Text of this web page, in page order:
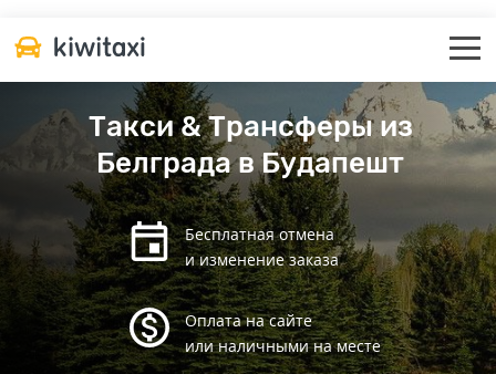
Такси & Трансферы из
Белграда в Будапешт
Бесплатная отмена
и изменение заказа
Оплата на сайте
или наличными на месте